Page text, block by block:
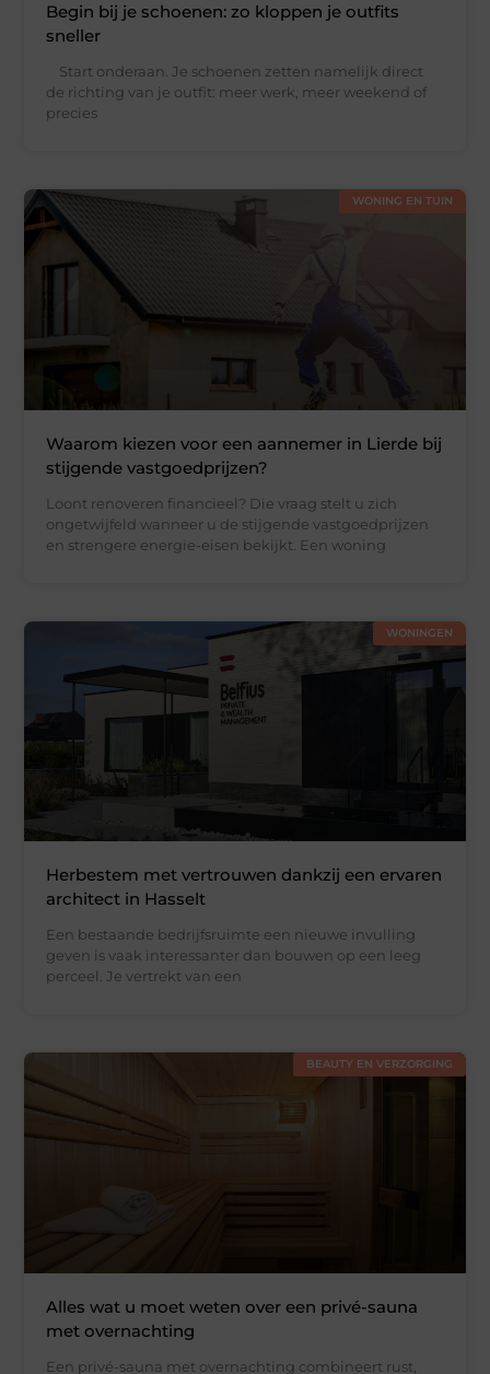
Begin bij je schoenen: zo kloppen je outfits
sneller
Start onderaan. Je schoenen zetten namelijk direct
de richting van je outfit: meer werk, meer weekend of
precies
WONING EN TUIN
Waarom kiezen voor een aannemer in Lierde bij
stijgende vastgoedprijzen?
Loont renoveren financieel? Die vraag stelt u zich
ongetwijfeld wanneer u de stijgende vastgoedprijzen
en strengere energie-eisen bekijkt. Een woning
WONINGEN
Herbestem met vertrouwen dankzij een ervaren
architect in Hasselt
Een bestaande bedrijfsruimte een nieuwe invulling
geven is vaak interessanter dan bouwen op een leeg
perceel. Je vertrekt van een
BEAUTY EN VERZORGING
Alles wat u moet weten over een privé-sauna
met overnachting
Een privé-sauna met overnachting combineert rust,